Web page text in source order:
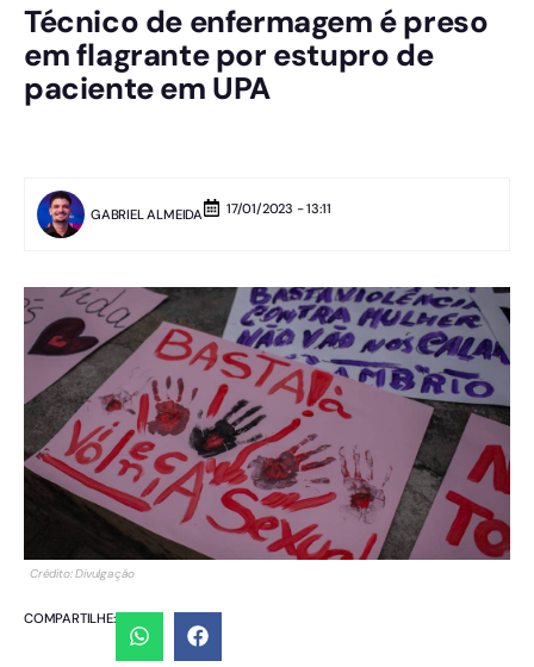
Técnico de enfermagem é preso
em flagrante por estupro de
paciente em UPA
GABRIEL ALMEIDA 17/01/2023 - 13:11
Crédito: Divulgação
COMPARTILHE: